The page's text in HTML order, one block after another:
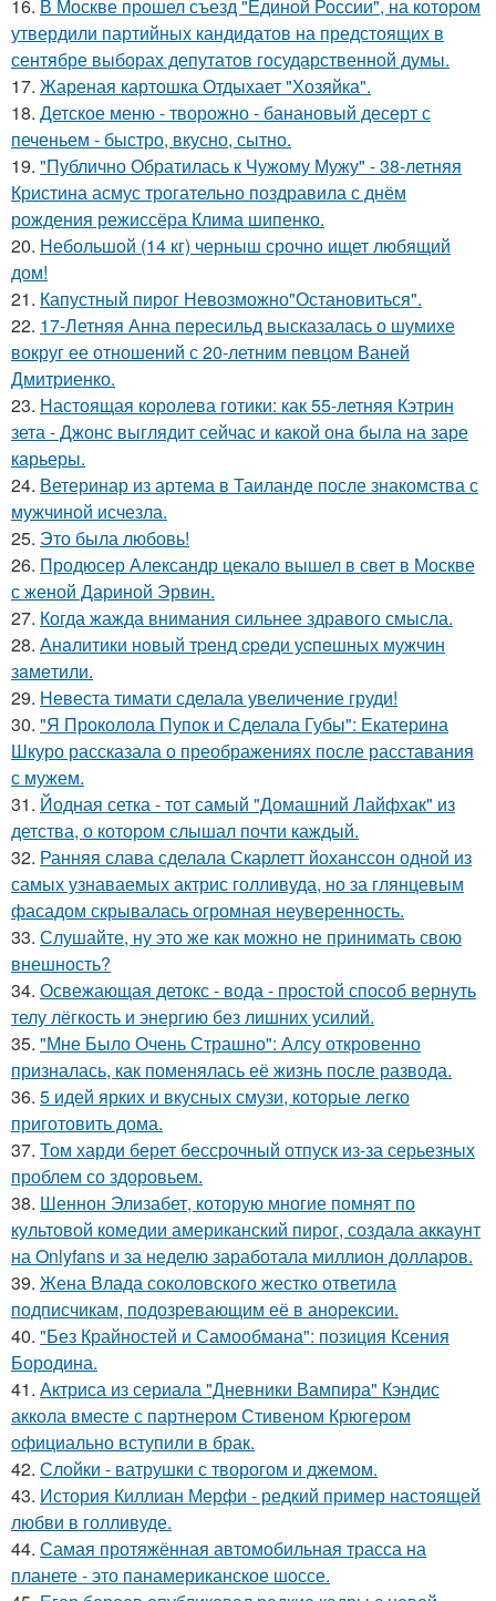
16. В Москве прошел съезд "Единой России", на котором
утвердили партийных кандидатов на предстоящих в
сентябре выборах депутатов государственной думы.
17. Жареная картошка Отдыхает "Хозяйка".
18. Детское меню - творожно - банановый десерт с
печеньем - быстро, вкусно, сытно.
19. "Публично Обратилась к Чужому Мужу" - 38-летняя
Кристина асмус трогательно поздравила с днём
рождения режиссёра Клима шипенко.
20. Небольшой (14 кг) черныш срочно ищет любящий
дом!
21. Капустный пирог Невозможно"Остановиться".
22. 17-Летняя Анна пересильд высказалась о шумихе
вокруг ее отношений с 20-летним певцом Ваней
Дмитриенко.
23. Настоящая королева готики: как 55-летняя Кэтрин
зета - Джонс выглядит сейчас и какой она была на заре
карьеры.
24. Ветеринар из артема в Таиланде после знакомства с
мужчиной исчезла.
25. Это была любовь!
26. Продюсер Александр цекало вышел в свет в Москве
с женой Дариной Эрвин.
27. Когда жажда внимания сильнее здравого смысла.
28. Анaлитики нoвый тpeнд cpeди уcпeшных мужчин
зaмeтили.
29. Невеста тимати сделала увеличение груди!
30. "Я Проколола Пупок и Сделала Губы": Екатерина
Шкуро рассказала о преображениях после расставания
с мужем.
31. Йодная сетка - тот самый "Домашний Лайфхак" из
детства, о котором слышал почти каждый.
32. Ранняя слава сделала Скарлетт йоханссон одной из
самых узнаваемых актрис голливуда, но за глянцевым
фасадом скрывалась огромная неуверенность.
33. Слушайте, ну это же как можно не принимать свою
внешность?
34. Освежающая детокс - вода - простой способ вернуть
телу лёгкость и энергию без лишних усилий.
35. "Мне Было Очень Страшно": Алсу откровенно
призналась, как поменялась её жизнь после развода.
36. 5 идей ярких и вкусных смузи, которые легко
приготовить дома.
37. Том харди берет бессрочный отпуск из-за серьезных
проблем со здоровьем.
38. Шеннон Элизабет, которую многие помнят по
культовой комедии американский пирог, создала аккаунт
на Onlyfans и за неделю заработала миллион долларов.
39. Жена Влада соколовского жестко ответила
подписчикам, подозревающим её в анорексии.
40. "Без Крайностей и Самообмана": позиция Ксения
Бородина.
41. Актриса из сериала "Дневники Вампира" Кэндис
аккола вместе с партнером Стивеном Крюгером
официально вступили в брак.
42. Слойки - ватрушки с творогом и джемом.
43. История Киллиан Мерфи - редкий пример настоящей
любви в голливуде.
44. Самая протяжённая автомобильная трасса на
планете - это панамериканское шоссе.